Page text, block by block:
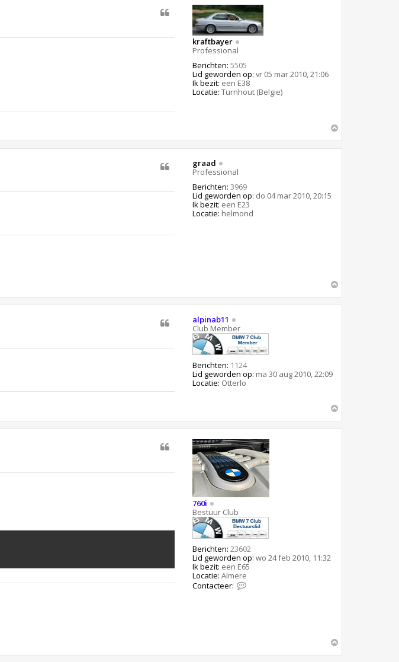
t
e
e
r
i
kraftbayer
Professional
Berichten: 5505
Lid geworden op: vr 05 mar 2010, 21:06
Ik bezit: een E38
Locatie: Turnhout (Belgie)
h
graad
Professional
Berichten: 3969
Lid geworden op: do 04 mar 2010, 20:15
Ik bezit: een E23
Locatie: helmond
h
alpinab11
Club Member
Berichten: 1124
Lid geworden op: ma 30 aug 2010, 22:09
Locatie: Otterlo
h
760i
Bestuur Club
Berichten: 23602
Lid geworden op: wo 24 feb 2010, 11:32
Ik bezit: een E65
Locatie: Almere
Contacteer:
e